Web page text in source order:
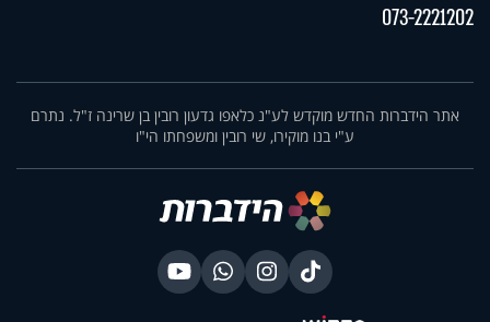
073-2221202
אתר הידברות החדש מוקדש לע"נ כלאפו גדעון רובין בן שרינה ז"ל. נתרם
ע"י בנו מוקירו, שי רובין ומשפחתו הי"ו